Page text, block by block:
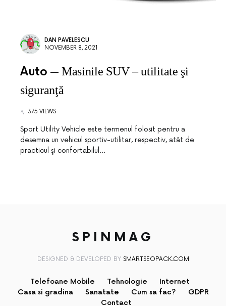
DAN PAVELESCU
NOVEMBER 8, 2021
Auto
Masinile SUV – utilitate şi
siguranţă
375 VIEWS
Sport Utility Vehicle este termenul folosit pentru a
desemna un vehicul sportiv-utilitar, respectiv, atât de
practicul şi confortabilul…
SPINMAG
DESIGNED & DEVELOPED BY SMARTSEOPACK.COM
Telefoane Mobile Tehnologie
Internet
Casa si gradina
Sanatate Cum sa fac?
GDPR
Contact